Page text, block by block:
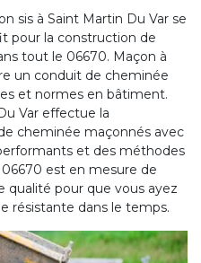
sis à Saint Martin Du Var se
pour la construction de
tout le 06670. Maçon à
un conduit de cheminée
et normes en bâtiment.
Var effectue la
cheminée maçonnés avec
et des méthodes
est en mesure de
qualité pour que vous ayez
résistante dans le temps.